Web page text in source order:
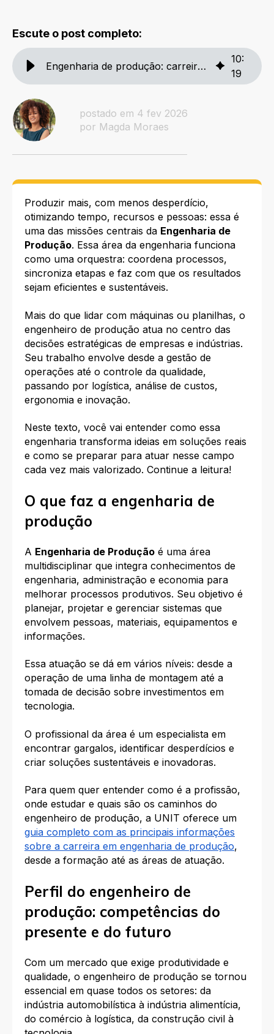
Escute o post completo:
Engenharia de produção: carreira, mercado e atuação
10:
19
postado em 4 fev 2026
por Magda Moraes
Produzir mais, com menos desperdício,
otimizando tempo, recursos e pessoas: essa é
uma das missões centrais da Engenharia de
Produção. Essa área da engenharia funciona
como uma orquestra: coordena processos,
sincroniza etapas e faz com que os resultados
sejam eficientes e sustentáveis.
Mais do que lidar com máquinas ou planilhas, o
engenheiro de produção atua no centro das
decisões estratégicas de empresas e indústrias.
Seu trabalho envolve desde a gestão de
operações até o controle da qualidade,
passando por logística, análise de custos,
ergonomia e inovação.
Neste texto, você vai entender como essa
engenharia transforma ideias em soluções reais
e como se preparar para atuar nesse campo
cada vez mais valorizado. Continue a leitura!
O que faz a engenharia de
produção
A Engenharia de Produção é uma área
multidisciplinar que integra conhecimentos de
engenharia, administração e economia para
melhorar processos produtivos. Seu objetivo é
planejar, projetar e gerenciar sistemas que
envolvem pessoas, materiais, equipamentos e
informações.
Essa atuação se dá em vários níveis: desde a
operação de uma linha de montagem até a
tomada de decisão sobre investimentos em
tecnologia.
O profissional da área é um especialista em
encontrar gargalos, identificar desperdícios e
criar soluções sustentáveis e inovadoras.
Para quem quer entender como é a profissão,
onde estudar e quais são os caminhos do
engenheiro de produção, a UNIT oferece um
guia completo com as principais informações
sobre a carreira em engenharia de produção,
desde a formação até as áreas de atuação.
Perfil do engenheiro de
produção: competências do
presente e do futuro
Com um mercado que exige produtividade e
qualidade, o engenheiro de produção se tornou
essencial em quase todos os setores: da
indústria automobilística à indústria alimentícia,
do comércio à logística, da construção civil à